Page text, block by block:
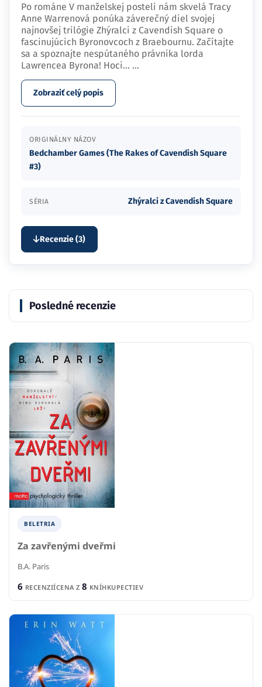
Po románe V manželskej posteli nám skvelá Tracy
Anne Warrenová ponúka záverečný diel svojej
najnovšej trilógie Zhýralci z Cavendish Square o
fascinujúcich Byronovcoch z Braebournu. Začítajte
sa a spoznajte nespútaného právnika lorda
Lawrencea Byrona! Hoci… ...
Zobraziť celý popis
ORIGINÁLNY NÁZOV
Bedchamber Games (The Rakes of Cavendish Square
#3)
SÉRIA Zhýralci z Cavendish Square
Recenzie (3)
Posledné recenzie
BELETRIA
Za zavřenými dveřmi
B.A. Paris
6 RECENZIÍCENA Z 8 KNÍHKUPECTIEV